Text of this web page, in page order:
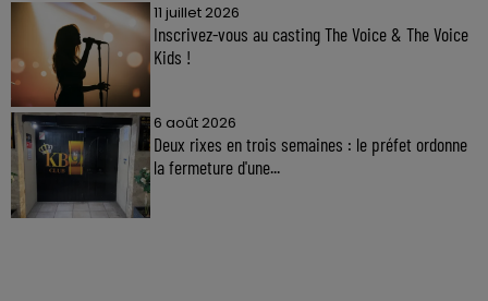
11 juillet 2026
Inscrivez-vous au casting The Voice & The Voice
Kids !
6 août 2026
Deux rixes en trois semaines : le préfet ordonne
la fermeture d'une...